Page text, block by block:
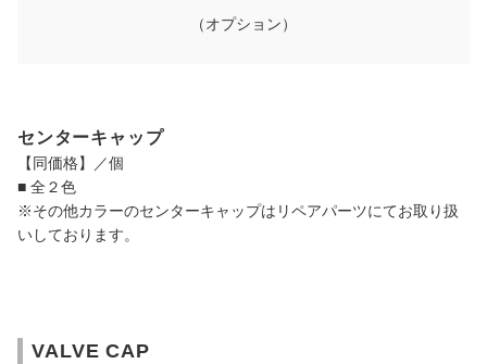
（オプション）
センターキャップ
【同価格】／個
■ 全２色
※その他カラーのセンターキャップはリペアパーツにてお取り扱
いしております。
VALVE CAP